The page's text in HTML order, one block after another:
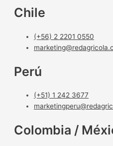
Chile
(+56) 2 2201 0550
Perú
(+51) 1 242 3677
Colombia /